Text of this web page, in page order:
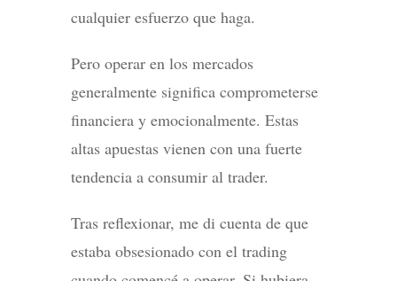
cualquier esfuerzo que haga.
Pero operar en los mercados
generalmente significa comprometerse
financiera y emocionalmente. Estas
altas apuestas vienen con una fuerte
tendencia a consumir al trader.
Tras reflexionar, me di cuenta de que
estaba obsesionado con el trading